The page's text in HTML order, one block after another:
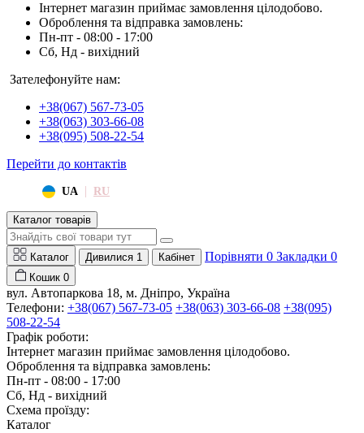
Інтернет магазин приймає замовлення цілодобово.
Оброблення та відправка замовлень:
Пн-пт - 08:00 - 17:00
Сб, Нд - вихідний
Зателефонуйте нам:
+38(067) 567-73-05
+38(063) 303-66-08
+38(095) 508-22-54
Перейти до контактів
UA | RU
Каталог товарів
Каталог Дивилися 1 Кабінет Порівняти 0 Закладки 0
Кошик 0
вул. Автопаркова 18, м. Дніпро, Україна
Телефони: +38(067) 567-73-05 +38(063) 303-66-08 +38(095)
508-22-54
Графік роботи:
Інтернет магазин приймає замовлення цілодобово.
Оброблення та відправка замовлень:
Пн-пт - 08:00 - 17:00
Сб, Нд - вихідний
Схема проїзду:
Каталог